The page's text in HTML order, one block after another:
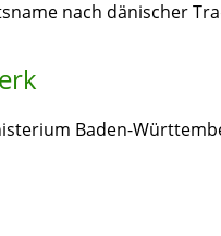
nach dänischer
Baden-